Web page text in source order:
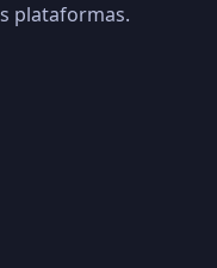
plataformas.